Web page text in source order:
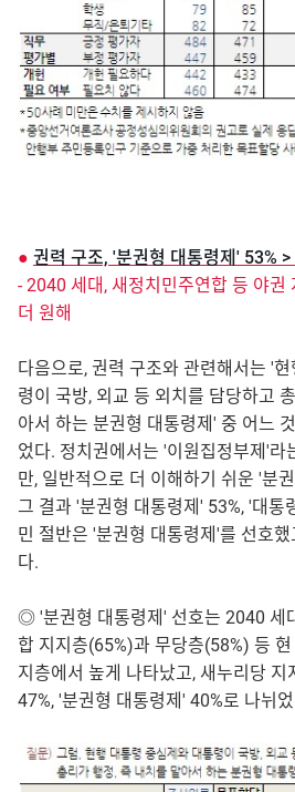
● 권력 구조, '분권형 대통령제' 53%
- 2040 세대, 새정치민주연합 등 야권
더 원해
다음으로, 권력 구조와 관련해서는 '
령이 국방, 외교 등 외치를 담당하고
아서 하는 분권형 대통령제' 중 어느
었다. 정치권에서는 '이원집정부제'라
만, 일반적으로 더 이해하기 쉬운 '분
그 결과 '분권형 대통령제' 53%, '대통
민 절반은 '분권형 대통령제'를 선호
다.
◎ '분권형 대통령제' 선호는 2040 세
합 지지층(65%)과 무당층(58%) 등
지층에서 높게 나타났고, 새누리당 지
47%, '분권형 대통령제' 40%로 나뉘